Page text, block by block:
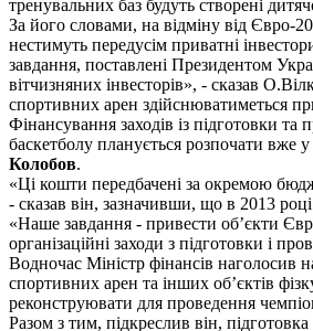
тренувальних баз будуть створені
За його словами, на відміну від Євро-
нестимуть передусім приватні
завдання, поставлені Президентом
вітчизняних інвесторів», - сказав
спортивних арен здійснюватиметься
Фінансування заходів із підготовки
баскетболу планується розпочати вже
Колобов.
«Ці кошти передбачені за окремою
- сказав він, зазначивши, що в 2013 році
«Наше завдання - привести об’єкти
організаційні заходи з підготовки і
Водночас Міністр фінансів наголосив
спортивних арен та інших об’єктів
реконструювати для проведення
Разом з тим, підкреслив він,